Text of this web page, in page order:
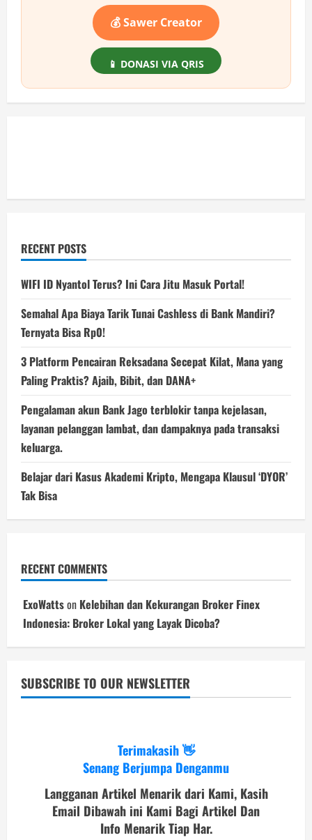
Kira
💰 Sawer Creator
📱 DONASI VIA QRIS
RECENT POSTS
WIFI ID Nyantol Terus? Ini Cara Jitu Masuk Portal!
Semahal Apa Biaya Tarik Tunai Cashless di Bank Mandiri?
Ternyata Bisa Rp0!
3 Platform Pencairan Reksadana Secepat Kilat, Mana yang
Paling Praktis? Ajaib, Bibit, dan DANA+
Pengalaman akun Bank Jago terblokir tanpa kejelasan,
layanan pelanggan lambat, dan dampaknya pada transaksi
keluarga.
Belajar dari Kasus Akademi Kripto, Mengapa Klausul ‘DYOR’
Tak Bisa
RECENT COMMENTS
ExoWattson Kelebihan dan Kekurangan Broker Finex
Indonesia: Broker Lokal yang Layak Dicoba?
SUBSCRIBE TO OUR NEWSLETTER
Terimakasih 👋
Senang Berjumpa Denganmu
Langganan Artikel Menarik dari Kami, Kasih
Email Dibawah ini Kami Bagi Artikel Dan
Info Menarik Tiap Har.